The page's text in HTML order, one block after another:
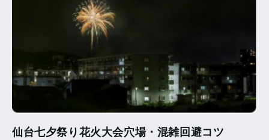
仙台七夕祭り花火大会穴場・混雑回避コツ